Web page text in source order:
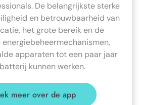
De belangrijkste sterke
en betrouwbaarheid van
het grote bereik en de
apparaten tot een paar jaar
kunnen werken.
meer over de app